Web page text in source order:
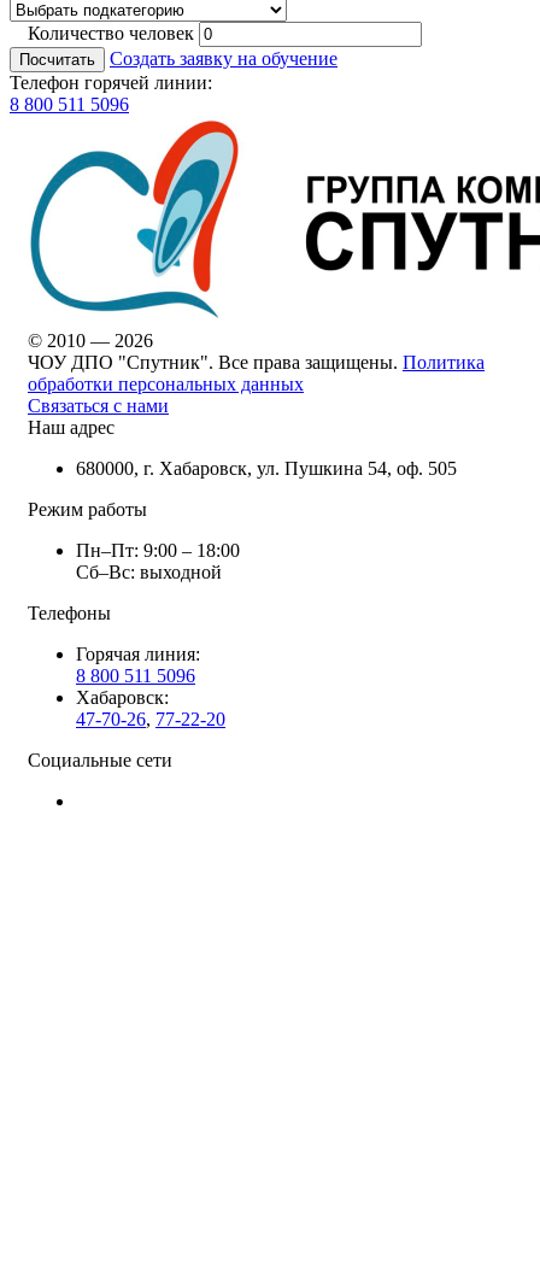
Количество человек
Посчитать
Создать заявку на обучение
Телефон горячей линии:
8 800 511 5096
© 2010 — 2026
ЧОУ ДПО "Спутник". Все права защищены. Политика
обработки персональных данных
Связаться с нами
Наш адрес
680000, г. Хабаровск, ул. Пушкина 54, оф. 505
Режим работы
Пн–Пт: 9:00 – 18:00
Сб–Вс: выходной
Телефоны
Горячая линия:
8 800 511 5096
Хабаровск:
47-70-26, 77-22-20
Социальные сети